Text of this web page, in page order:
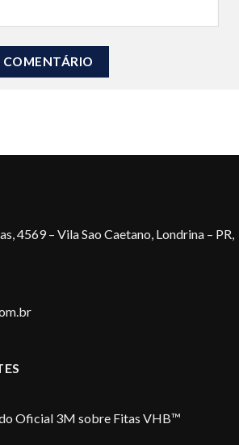
4569 – Vila Sao Caetano, Londrina – PR,
Oficial 3M sobre Fitas VHB™